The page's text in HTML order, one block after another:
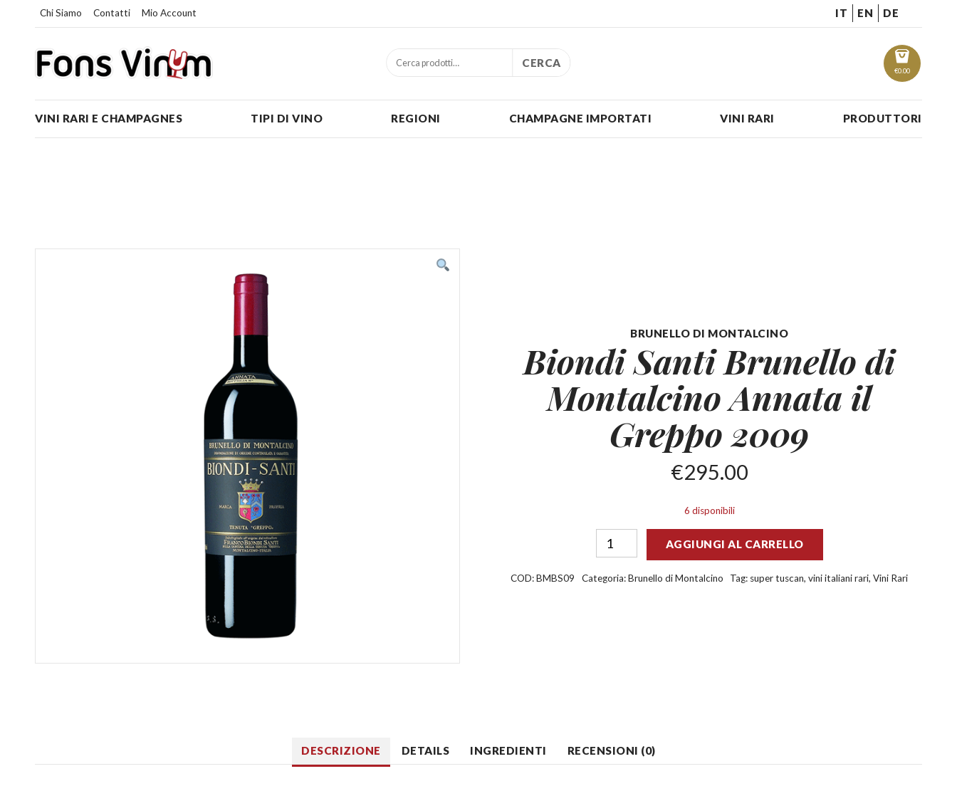
Chi Siamo Contatti Mio Account IT EN DE
€0.00
CERCA
VINI RARI E CHAMPAGNES TIPI DI VINO REGIONI CHAMPAGNE IMPORTATI VINI RARI PRODUTTORI
BRUNELLO DI MONTALCINO
Biondi Santi Brunello di
MontalcinoAnnata il
Greppo 2009
€295.00
6 disponibili
AGGIUNGI AL CARRELLO
COD:BMBS09 Categoria:Brunello di Montalcino Tag: super tuscan,vini italiani rari,Vini Rari
DESCRIZIONE DETAILS INGREDIENTI RECENSIONI (0)